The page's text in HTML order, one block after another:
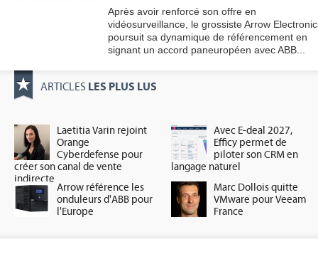
gratuite
Après avoir renforcé son offre en
vidéosurveillance, le grossiste Arrow
poursuit sa dynamique de référencement en
signant un accord paneuropéen avec ABB...
ARTICLES LES PLUS LUS
Laetitia Varin rejoint
Orange
Cyberdefense pour
créer son canal de vente
indirecte
Avec E-deal 2027,
Efficy permet de
piloter son CRM en
langage naturel
Arrow référence les
onduleurs d'ABB pour
l'Europe
Marc Dollois quitte
VMware pour Veeam
France